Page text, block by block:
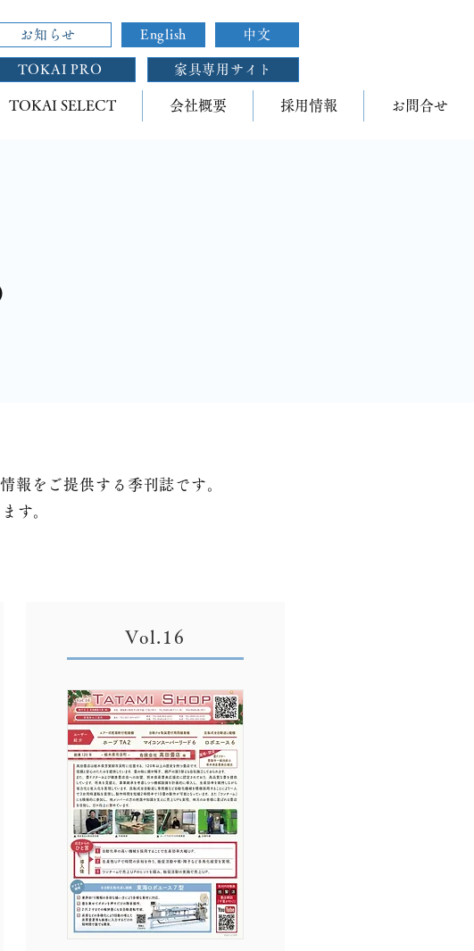
お知らせ English 中文
TOKAI PRO 家具専用サイト
TOKAI SELECT 会社概要 採用情報 お問合せ
報をご提供する季刊誌です。
す。
Vol.16